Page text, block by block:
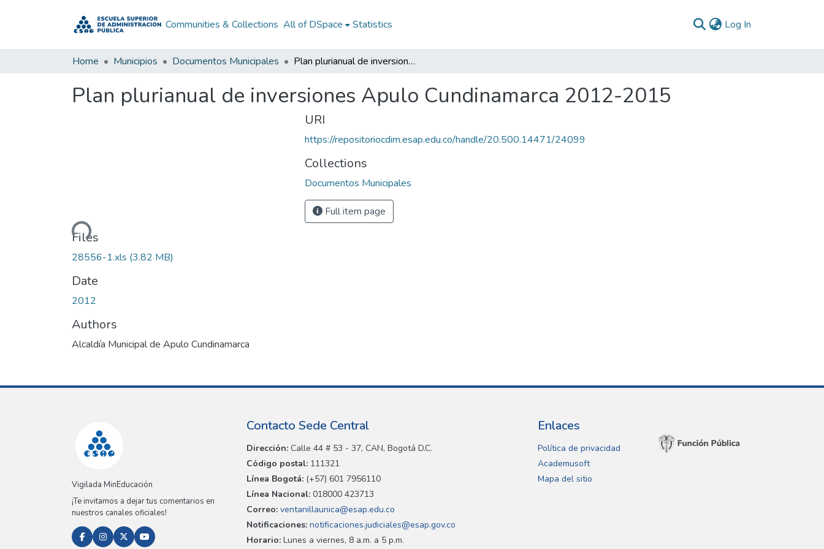
Communities & Collections All of DSpace Statistics Log In
Home Municipios Documentos Municipales Plan plurianual de inversiones Apulo Cundinamarca 2012-2015
Plan plurianual de inversiones Apulo Cundinamarca 2012-2015
Loading...
Files
28556-1.xls (3.82 MB)
Date
2012
Authors
Alcaldía Municipal de Apulo Cundinamarca
URI
https://repositoriocdim.esap.edu.co/handle/20.500.14471/24099
Collections
Documentos Municipales
Full item page
Vigilada MinEducación
¡Te invitamos a dejar tus comentarios en
nuestros canales oficiales!
Contacto Sede Central
Dirección: Calle 44 # 53 - 37, CAN, Bogotá D.C.
Código postal: 111321
Línea Bogotá: (+57) 601 7956110
Línea Nacional: 018000 423713
Correo: ventanillaunica@esap.edu.co
Notificaciones: notificaciones.judiciales@esap.gov.co
Horario: Lunes a viernes, 8 a.m. a 5 p.m.
Enlaces
Política de privacidad
Academusoft
Mapa del sitio